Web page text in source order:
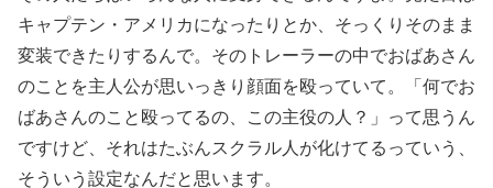
キャプテン・アメリカになったりとか、そっくりそのまま
変装できたりするんで。そのトレーラーの中でおばあさん
のことを主人公が思いっきり顔面を殴っていて。「何でお
ばあさんのこと殴ってるの、この主役の人？」って思うん
ですけど、それはたぶんスクラル人が化けてるっていう、
そういう設定なんだと思います。